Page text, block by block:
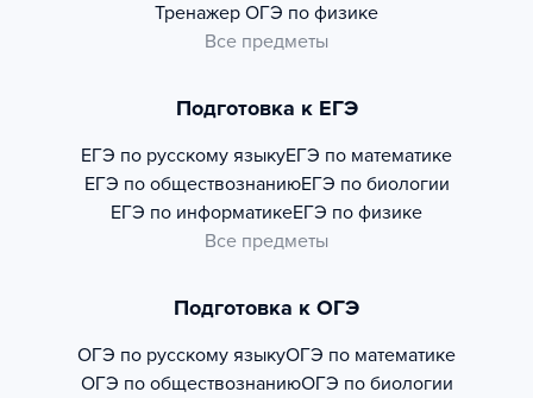
Тренажер ОГЭ по физике
Все предметы
Подготовка к ЕГЭ
ЕГЭ по русскому языкуЕГЭ по математике
ЕГЭ по обществознаниюЕГЭ по биологии
ЕГЭ по информатикеЕГЭ по физике
Все предметы
Подготовка к ОГЭ
ОГЭ по русскому языкуОГЭ по математике
ОГЭ по обществознаниюОГЭ по биологии